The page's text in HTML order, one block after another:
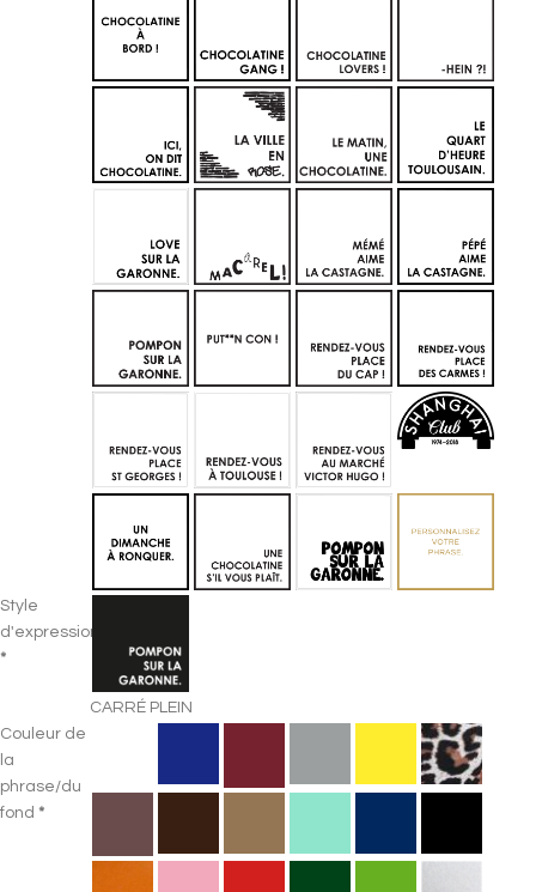
Style
d'expression
*
CARRÉ PLEIN
Couleur de
la
phrase/du
fond *